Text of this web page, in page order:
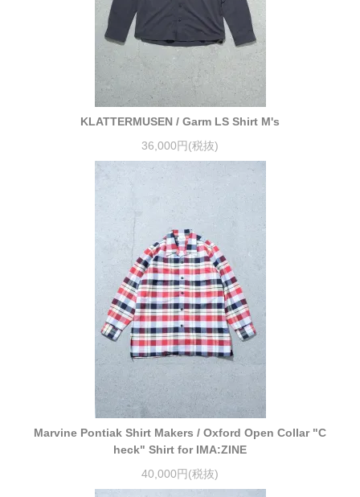
KLATTERMUSEN / Garm LS Shirt M's
36,000円(税抜)
Marvine Pontiak Shirt Makers / Oxford Open Collar "C
heck" Shirt for IMA:ZINE
40,000円(税抜)